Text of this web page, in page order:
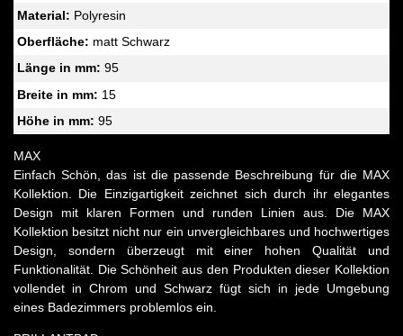
Material: Polyresin
Oberfläche: matt Schwarz
Länge in mm: 95
Breite in mm: 15
Höhe in mm: 95
MAX
Einfach Schön, das ist die passende Beschreibung für die MAX
Kollektion. Die Einzigartigkeit zeichnet sich durch ihr elegantes
Design mit klaren Formen und runden Linien aus. Die MAX
Kollektion besitzt nicht nur ein unvergleichbares und hochwertiges
Design, sondern überzeugt mit einer hohen Qualität und
Funktionalität. Die Schönheit aus den Produkten dieser Kollektion
vollendet in Chrom und Schwarz fügt sich in jede Umgebung
eines Badezimmers problemlos ein.